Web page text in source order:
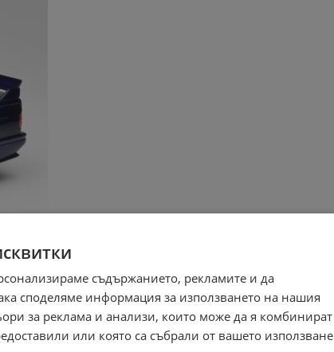
съдържанието, рекламите и да
споделяме информация за използването на нашия
за реклама и анализи, които може да я комбинират
или която са събрали от вашето използване